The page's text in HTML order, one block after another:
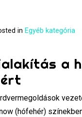
in Egyéb kategória
a
(hófehér)